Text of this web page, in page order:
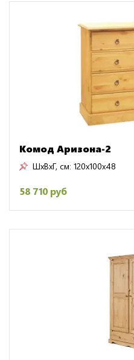
Комод Аризона-2
ШxВxГ, см: 120x100x48
58 710 руб